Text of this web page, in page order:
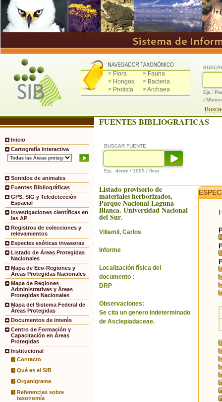
> Flora
> Fauna
> Hongos
> Bacteria
> Protista
> Archaea
Ejs.:
/
Inicio
Cartografía interactiva
Sonidos de animales
Fuentes Bibliográficas
GPS, SIG y Teledetección
Espacial
Investigaciones científicas en
las AP
Registros de colecciones y
relevamientos
Especies exóticas invasoras
Listado de Áreas Protegidas
Nacionales
Mapa de Eco-Regiones y
Áreas Protegidas Nacionales
Mapa de Regiones
Administrativas y Áreas
Protegidas Nacionales
Mapa del Sistema Federal de
Áreas Protegidas
Documentos de interés
Centro de Formación y
Capacitación en Áreas
Protegidas
Institucional
Contacto
Qué es el SIB
Organigrama
Referencias sobre
taxonomía
FUENTES BIBLIOGRAFICAS
BUSCAR FUENTE
Ejs.: dimitri / 1995 / flora
Listado provisorio de
materiales herborizados,
Parque Nacional Laguna
Blanca. Universidad Nacional
del Sur.
Villamil, Carlos
Informe
Localización física del
documento :
DRP
Observaciones:
Se cita un genero indeterminado
de Asclepiadaceae.